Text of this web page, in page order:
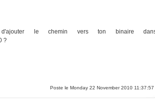
le chemin vers ton binaire
?
Poste le Monday 22 November 2010 11:37:57